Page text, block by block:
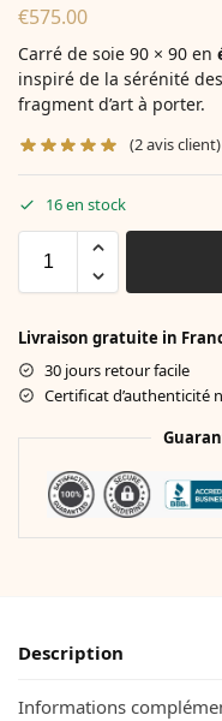
€575.00
Carré de soie 90 × 90 en
inspiré de la sérénité
fragment d’art à porter.
(2avis client)
16 en stock
Livraison gratuite in
30 jours retour facile
Certificat d’authenticité
Description
Informations